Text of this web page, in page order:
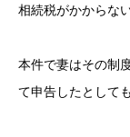
相続税がかからな
本件で妻はその制
て申告したとして